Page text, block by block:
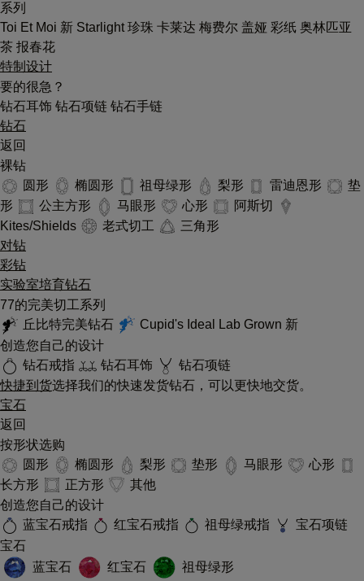
系列
Toi Et Moi 新 Starlight珍珠 卡莱达 梅费尔 盖娅 彩纸 奥林匹亚
茶 报春花
特制设计
要的很急？
钻石耳饰 钻石项链 钻石手链
钻石
返回
裸钻
圆形
椭圆形 祖母绿形 梨形 雷迪恩形
垫
形
公主方形 马眼形 心形
阿斯切
Kites/Shields
老式切工
三角形
对钻
彩钻
实验室培育钻石
77的完美切工系列
丘比特完美钻石
Cupid's Ideal Lab Grown 新
创造您自己的设计
钻石戒指
钻石耳饰
钻石项链
快捷到货选择我们的快速发货钻石，可以更快地交货。
宝石
返回
按形状选购
圆形
椭圆形 梨形 垫形 马眼形
心形
长方形
正方形
其他
创造您自己的设计
蓝宝石戒指
红宝石戒指 祖母绿戒指
宝石项链
宝石
蓝宝石
红宝石
祖母绿形